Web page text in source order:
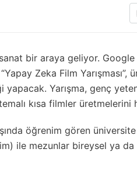
bir araya geliyor. Google
Zeka Film
yapacak. Yarışma, genç
kısa filmler üretmelerini
öğrenim gören
ile mezunlar bireysel ya